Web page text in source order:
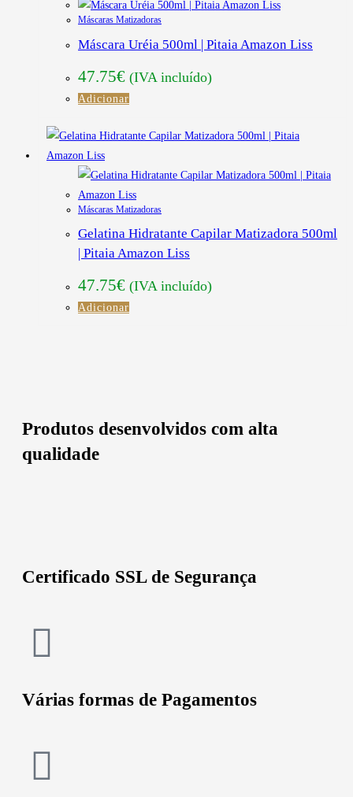
Máscaras Matizadoras
Máscara Uréia 500ml | Pitaia Amazon Liss
47.75€ (IVA incluído)
Adicionar
Máscaras Matizadoras
Gelatina Hidratante Capilar Matizadora 500ml
| Pitaia Amazon Liss
47.75€ (IVA incluído)
Adicionar
Produtos desenvolvidos com alta
qualidade
Certificado SSL de Segurança
Várias formas de Pagamentos